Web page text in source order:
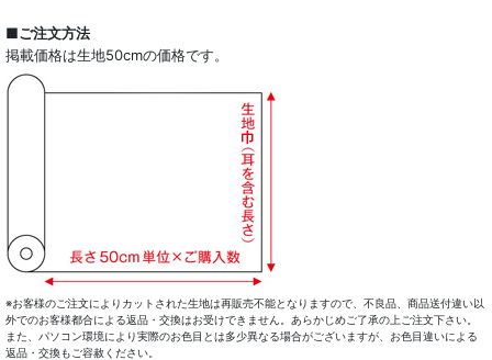
ドレスシャツ
コート・ボトム・バッグ
マスク
小物類
■ご注文方法
掲載価格は生地50cmの価格です。
※お客様のご注文によりカットされた生地は再販売不能となりますので、不良品、商品送付違い以
外でのお客様都合による返品・交換はお受けできません。あらかじめご了承の上ご注文下さい。
また、パソコン環境により実際のお色目とは多少異なる場合がございますが、お色目違いによる
返品・交換もご容赦ください。